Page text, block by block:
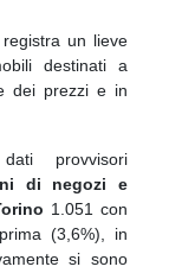
un lieve
destinati a
dei prezzi e in
provvisori
di negozi e
1.051 con
(3,6%), in
si sono